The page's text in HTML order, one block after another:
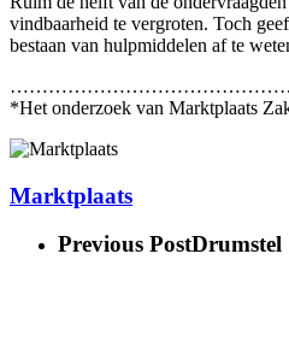
vindbaarheid te vergroten. Toch
bestaan van hulpmiddelen af te
*Het onderzoek van Marktplaats
Marktplaats
Previous PostDrumstel